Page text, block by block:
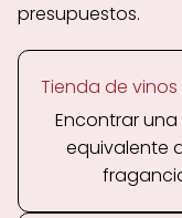
presupuestos.
Tienda de vinos
Encontrar una
equivalente